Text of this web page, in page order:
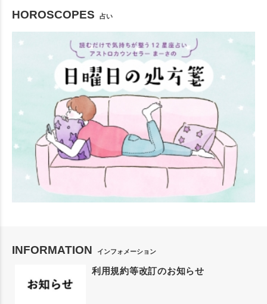
HOROSCOPES 占い
INFORMATION インフォメーション
利用規約等改訂のお知らせ